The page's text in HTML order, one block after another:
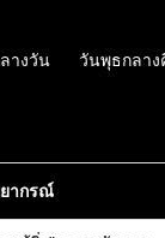
างวัน วันพุธกลา
ากรณ์